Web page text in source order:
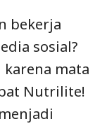
bekerja
sosial?
mata
Nutrilite!